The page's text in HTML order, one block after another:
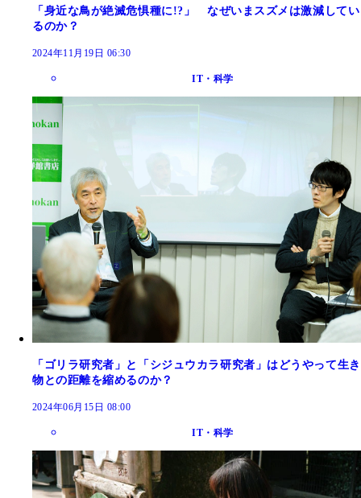
「身近な鳥が絶滅危惧種に!?」 なぜいまスズメは激減してい
るのか？
2024年11月19日 06:30
IT・科学
「ゴリラ研究者」と「シジュウカラ研究者」はどうやって生き
物との距離を縮めるのか？
2024年06月15日 08:00
IT・科学